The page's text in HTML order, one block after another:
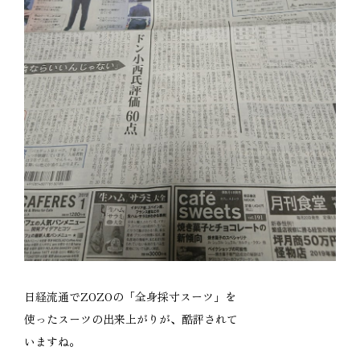
日経流通でZOZOの「全身採寸スーツ」を
使ったスーツの出来上がりが、酷評されて
いますね。